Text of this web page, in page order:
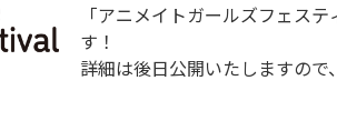
「アニメイトガールズフェス
す！
詳細は後日公開いたしますので